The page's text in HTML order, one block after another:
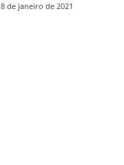
8 de janeiro de 2021